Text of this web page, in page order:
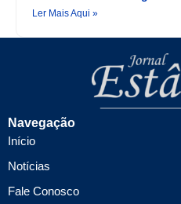
Ler Mais Aqui »
Navegação
Início
Notícias
Fale Conosco